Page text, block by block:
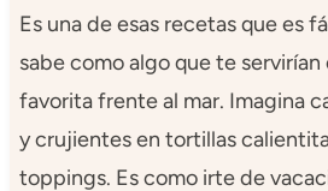
Es una de esas recetas que es
sabe como algo que te
favorita frente al mar. Imagina
y crujientes en tortillas
toppings. Es como irte de